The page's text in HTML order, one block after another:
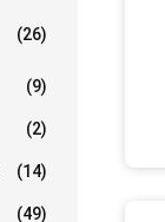
(26)
(9)
(2)
(14)
(49)